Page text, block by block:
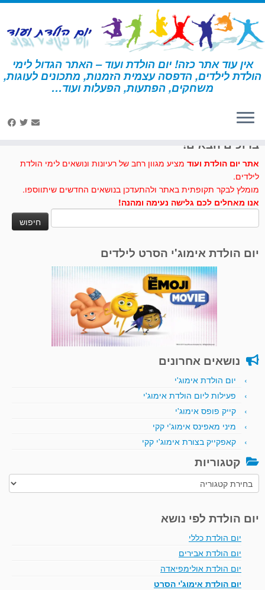
דלג
לתוכן
אין עוד אתר כזה! יום הולדת ועוד – האתר הגדול לימי
הולדת לילדים, הדפסה עצמית הזמנות, מתכונים לעוגות,
משחקים, הפתעות, הפעלות ועוד… דף הבית » כוכבים
ברוכים הבאים!
אתר יום הולדת ועוד מציע מגוון רחב של רעיונות ונושאים לימי הולדת
לילדים.
מומלץ לבקר תקופתית באתר ולהתעדכן בנושאים החדשים שיתווספו.
אנו מאחלים לכם גלישה נעימה ומהנה!
יום הולדת אימוג'י הסרט לילדים
נושאים אחרונים
יום הולדת אימוג'י
פעילות ליום הולדת אימוג'י
קייק פופס אימוג'י
מיני מאפינס אימוג'י קקי
קאפקייק בצורת אימוג'י קקי
קטגוריות
קטגוריות
יום הולדת לפי נושא
יום הולדת כללי
יום הולדת אבירים
יום הולדת אולימפיאדה
יום הולדת אימוג'י הסרט